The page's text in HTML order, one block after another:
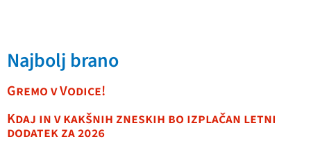
Najbolj brano
Gremo v Vodice!
Kdaj in v kakšnih zneskih bo izplačan letni
dodatek za 2026